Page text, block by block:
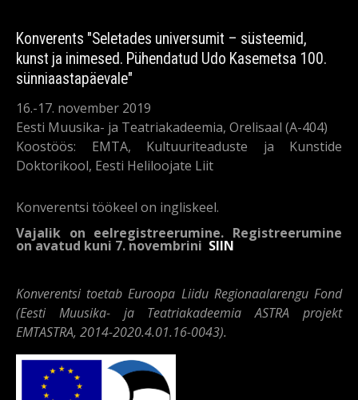
Konverents "Seletades universumit – süsteemid,
kunst ja inimesed. Pühendatud Udo Kasemetsa 100.
sünniaastapäevale"
16.-17. november 2019
Eesti Muusika- ja Teatriakadeemia, Orelisaal (A-404)
Koostöös: EMTA, Kultuuriteaduste ja Kunstide
Doktorikool, Eesti Heliloojate Liit
Konverentsi töökeel on ingliskeel.
Vajalik on eelregistreerumine. Registreerumine
on avatud kuni 7. novembrini SIIN
Konverentsi toetab Euroopa Liidu Regionaalarengu Fond
(Eesti Muusika- ja Teatriakadeemia ASTRA projekt
EMTASTRA, 2014-2020.4.01.16-0043).